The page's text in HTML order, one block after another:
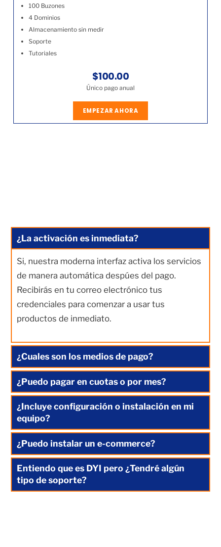
100 Buzones
4 Dominios
Almacenamiento sin medir
Soporte
Tutoriales
$100.00
Único pago anual
EMPEZAR AHORA
¿La activación es inmediata?
Si, nuestra moderna interfaz activa los servicios
de manera automática despúes del pago.
Recibirás en tu correo electrónico tus
credenciales para comenzar a usar tus
productos de inmediato.
¿Cuales son los medios de pago?
¿Puedo pagar en cuotas o por mes?
¿Incluye configuración o instalación en mi
equipo?
¿Puedo instalar un e-commerce?
Entiendo que es DYI pero ¿Tendré algún
tipo de soporte?